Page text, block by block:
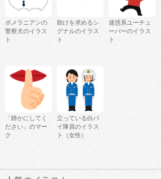
ポメラニアンの
警察犬のイラス
ト
助けを求めるシ
グナルのイラス
ト
迷惑系ユーチュ
ーバーのイラス
ト
「静かにしてく
ださい」のマー
ク
立っている白バ
イ隊員のイラス
ト（女性）